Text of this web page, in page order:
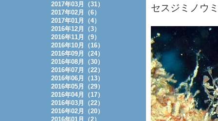
セスジミノウ
2017年03月（31）
2017年02月（6）
2017年01月（4）
2016年12月（3）
2016年11月（9）
2016年10月（16）
2016年09月（24）
2016年08月（30）
2016年07月（22）
2016年06月（13）
2016年05月（29）
2016年04月（17）
2016年03月（22）
2016年02月（20）
2016年01月（2）